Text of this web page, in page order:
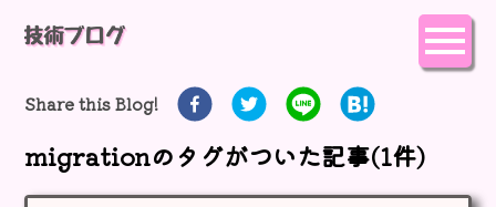
Share this Blog!
migrationのタグがついた記事(1件)